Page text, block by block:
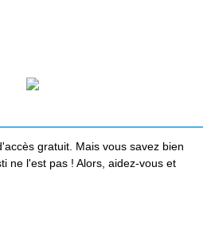
gratuit. Mais vous savez bien
ne l'est pas ! Alors, aidez-vous et